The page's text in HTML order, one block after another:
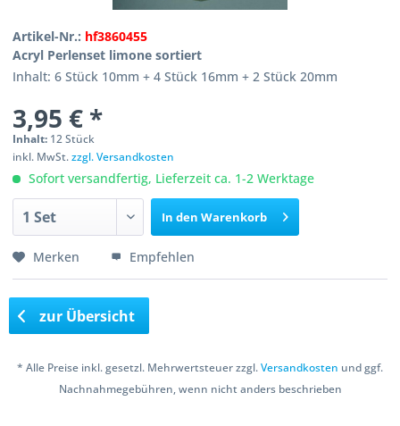
Artikel-Nr.: hf3860455
Acryl Perlenset limone sortiert
Inhalt: 6 Stück 10mm + 4 Stück 16mm + 2 Stück 20mm
3,95 € *
Inhalt: 12 Stück
inkl. MwSt.zzgl. Versandkosten
Sofort versandfertig, Lieferzeit ca. 1-2 Werktage
In den Warenkorb
Merken Empfehlen
zur Übersicht
* Alle Preise inkl. gesetzl. Mehrwertsteuer zzgl.Versandkosten und ggf.
Nachnahmegebühren, wenn nicht anders beschrieben